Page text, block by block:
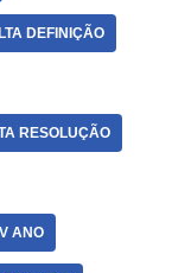
DEFINIÇÃO
RESOLUÇÃO
ANO